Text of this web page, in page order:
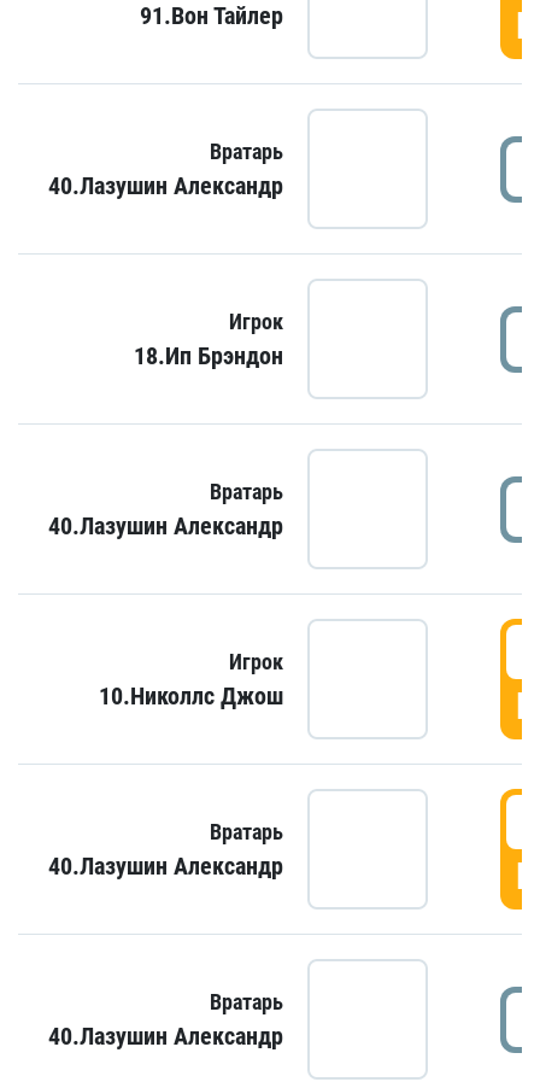
91.Вон Тайлер
Вратарь
40.Лазушин Александр
Игрок
18.Ип Брэндон
Вратарь
40.Лазушин Александр
Игрок
10.Николлс Джош
Вратарь
40.Лазушин Александр
Вратарь
40.Лазушин Александр